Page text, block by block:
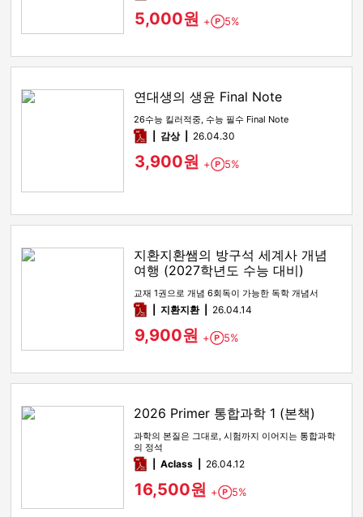
5,000원 + Point
5%
연대생의 생윤 Final Note
26수능 킬러적중, 수능 필수 Final Note
pdf감상​ 26.04.30
3,900원 + Point
5%
지환지환쌤의 방구석 세계사 개념
여행 (2027학년도 수능 대비)
교재 1권으로 개념 6회독이 가능한 독학 개념서
pdf지환지환 26.04.14
9,900원 + Point
5%
2026 Primer 통합과학 1 (본책)
과학의 본질은 그대로, 시험까지 이어지는 통합과학
의 정석
pdfAclass 26.04.12
16,500원 + Point
5%